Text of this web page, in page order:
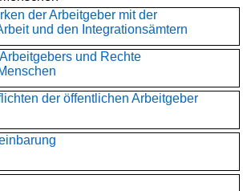
der Arbeitgeber mit der
und den Integrationsämtern
und Rechte
der öffentlichen Arbeitgeber